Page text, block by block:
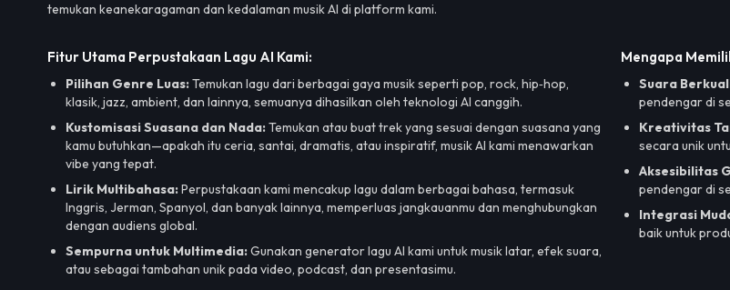
temukan keanekaragaman dan kedalaman musik AI di platform kami.
Fitur Utama Perpustakaan Lagu AI Kami:
Pilihan Genre Luas:Temukan lagu dari berbagai gaya musik seperti pop, rock, hip‑hop,
klasik, jazz, ambient, dan lainnya, semuanya dihasilkan oleh teknologi AI canggih.
Kustomisasi Suasana dan Nada:Temukan atau buat trek yang sesuai dengan suasana yang
kamu butuhkan—apakah itu ceria, santai, dramatis, atau inspiratif, musik AI kami menawarkan
vibe yang tepat.
Lirik Multibahasa:Perpustakaan kami mencakup lagu dalam berbagai bahasa, termasuk
Inggris, Jerman, Spanyol, dan banyak lainnya, memperluas jangkauanmu dan menghubungkan
dengan audiens global.
Sempurna untuk Multimedia:Gunakan generator lagu AI kami untuk musik latar, efek suara,
atau sebagai tambahan unik pada video, podcast, dan presentasimu.
Mengapa
Suara
pendengar di
Kreativitas
secara unik
Aksesibilitas
pendengar di
Integrasi
baik untuk